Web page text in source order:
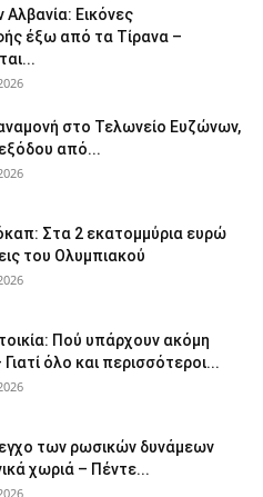
Εικόνες
έξω από τα Τίρανα –
στο Τελωνείο Ευζώνων,
από...
Στα 2 εκατομμύρια ευρώ
του Ολυμπιακού
Πού υπάρχουν ακόμη
Γιατί όλο και περισσότεροι...
των ρωσικών δυνάμεων
χωριά – Πέντε...